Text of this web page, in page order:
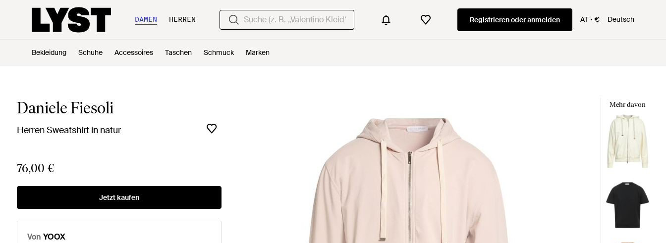
DAMEN HERREN Registrieren oder anmelden AT € Deutsch
Bekleidung Schuhe Accessoires Taschen Schmuck Marken
Daniele Fiesoli
Herren Sweatshirt in natur
76,00 €
Jetzt kaufen
Von YOOX
Mehr davon